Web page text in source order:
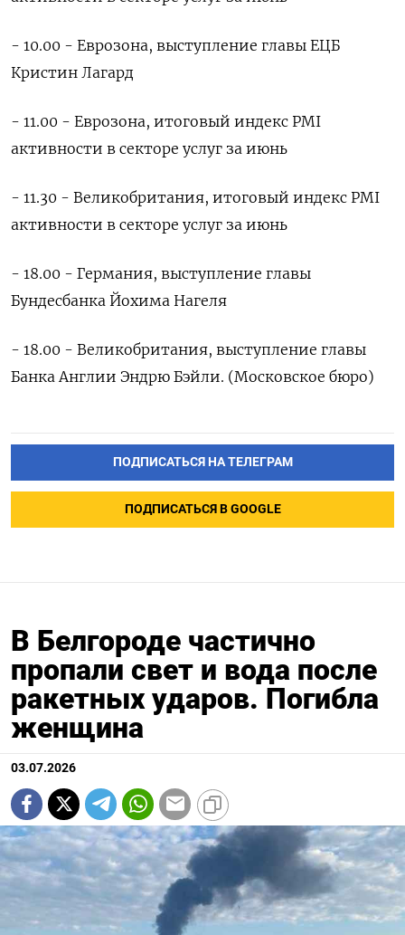
- 10.00 - Еврозона, выступление главы ЕЦБ
Кристин Лагард
- 11.00 - Еврозона, итоговый индекс PMI ​
активности в ⁠секторе услуг за июнь
- 11.30 - Великобритания, итоговый индекс PMI
‌активности в секторе услуг за июнь
- ‌18.00 - Германия, выступление главы
Бундесбанка Йохима Нагеля
- ​18.00 - Великобритания, выступление главы
‌Банка Англии Эндрю Бэйли. (Московское бюро)
ПОДПИСАТЬСЯ НА ТЕЛЕГРАМ
ПОДПИСАТЬСЯ В GOOGLE
В Белгороде частично
пропали свет и вода после
ракетных ударов. Погибла
женщина
03.07.2026